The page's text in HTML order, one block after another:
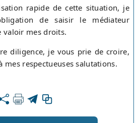
rapide de cette situation, je
de saisir le médiateur
valoir mes droits.
diligence, je vous prie de croire,
mes respectueuses salutations.